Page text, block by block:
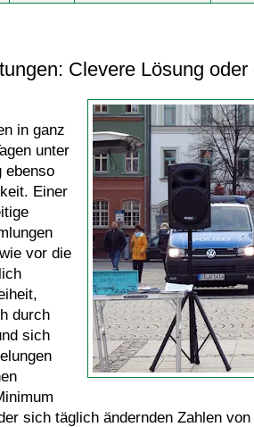
Clevere Lösung
in ganz
unter
ebenso
Einer
vor die
durch
sich
sich täglich ändernden Zahlen